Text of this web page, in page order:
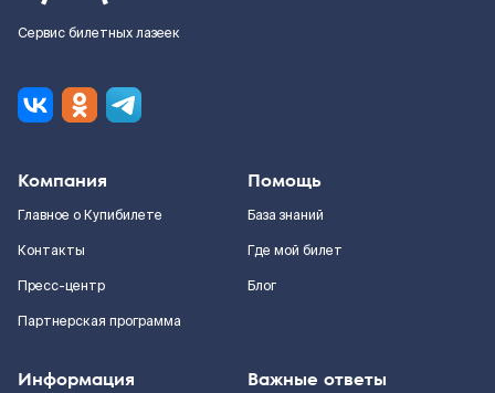
Сервис билетных лазеек
Компания
Главное о Купибилете
Контакты
Пресс-центр
Партнерская программа
Помощь
База знаний
Где мой билет
Блог
Информация Важные ответы